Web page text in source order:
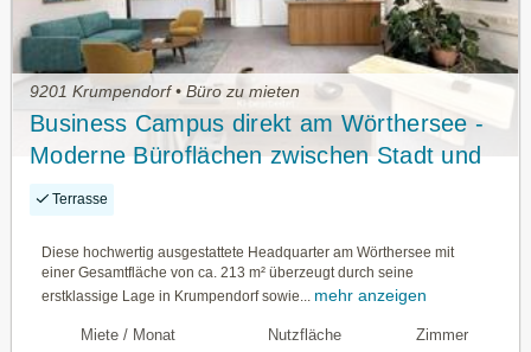
9201 Krumpendorf • Büro zu mieten
Business Campus direkt am Wörthersee -
Moderne Büroflächen zwischen Stadt und
Wörthersee – mit Parkplätzen, flexiblen
Terrasse
Diese hochwertig ausgestattete Headquarter am Wörthersee mit
einer Gesamtfläche von ca. 213 m² überzeugt durch seine
erstklassige Lage in Krumpendorf sowie...
mehr anzeigen
Miete / Monat Nutzfläche Zimmer